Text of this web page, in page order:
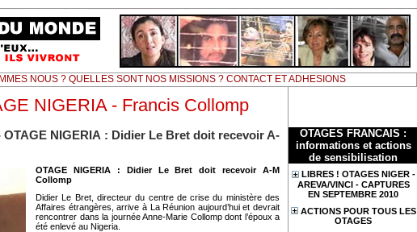
NOUS ? QUELLES SONT NOS MISSIONS ? CONTACT ET ADHESIONS
OTAGES FRANCAIS :
informations et actions
de sensibilisation
LIBRES ! OTAGES NIGER -
AREVA/VINCI - CAPTURES
EN SEPTEMBRE 2010
ACTIONS POUR TOUS LES
OTAGES
NIGERIA - Francis Collomp
OTAGE NIGERIA : Didier Le Bret doit recevoir A-
OTAGE NIGERIA : Didier Le Bret doit recevoir A-M
Collomp
Didier Le Bret, directeur du centre de crise du ministère des
Affaires étrangères, arrive à La Réunion aujourd’hui et devrait
rencontrer dans la journée Anne-Marie Collomp dont l’époux a
été enlevé au Nigeria.